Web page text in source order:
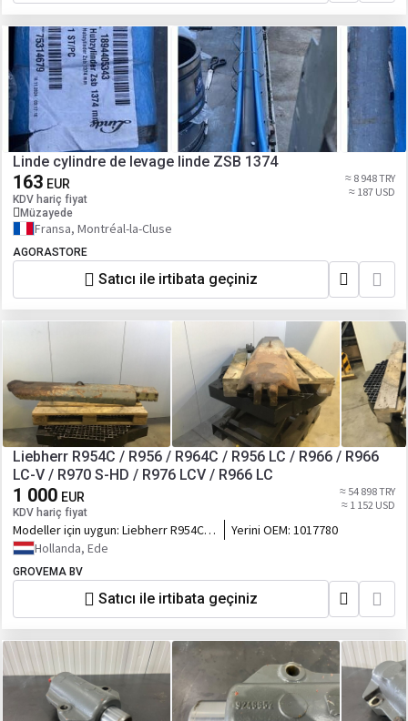
Linde cylindre de levage linde ZSB 1374
163 EUR
KDV hariç fiyat
Müzayede
≈ 8 948 TRY
≈ 187 USD
Fransa, Montréal-la-Cluse
AGORASTORE
Satıcı ile irtibata geçiniz
Liebherr R954C / R956 / R964C / R956 LC / R966 / R966
LC-V / R970 S-HD / R976 LCV / R966 LC
1 000 EUR
KDV hariç fiyat
≈ 54 898 TRY
≈ 1 152 USD
Modeller için uygun: Liebherr R954C /
R956 / R964C / R956 LC / R966 / R966
Yerini OEM: 1017780
Hollanda, Ede
GROVEMA BV
Satıcı ile irtibata geçiniz